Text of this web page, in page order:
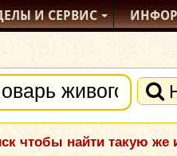
И СЕРВИС
чтобы найти такую же